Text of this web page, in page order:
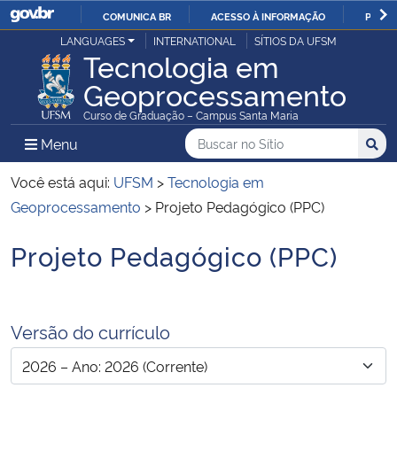
IR
PARA
O
CONTEÚDO
COMUNICA BR ACESSO À INFORMAÇÃO
Ministério da Justiça e Segurança Pública
Ministério da Defesa
Ministério das Relações Exteriores
Ministério da Infraestrutura
Ministério da Educação
LANGUAGES INTERNATIONAL SÍTIOS DA UFSM
Tecnologia em
Geoprocessamento
Curso de Graduação – Campus Santa Maria
Menu Menu Principal do Sítio
Busca
Buscar no no Sítio
Busca:
Você está aqui: UFSM >Tecnologia em
Geoprocessamento > Projeto Pedagógico (PPC)
Início do conteúdo
Projeto Pedagógico (PPC)
Versão do currículo